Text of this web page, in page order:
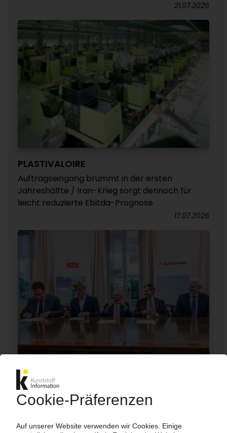
21.07.2026
PLASTIVALOIRE
Auftragseingang brummt in der ersten
Jahreshälfte / Iran-Krieg sorgt dennoch für
leicht reduzierte Ebitda-Prognose
17.07.2026
ALFAGOMMA
Danfoss übernimmt den italienischen
Hydraulikschlauch-Wettbewerber